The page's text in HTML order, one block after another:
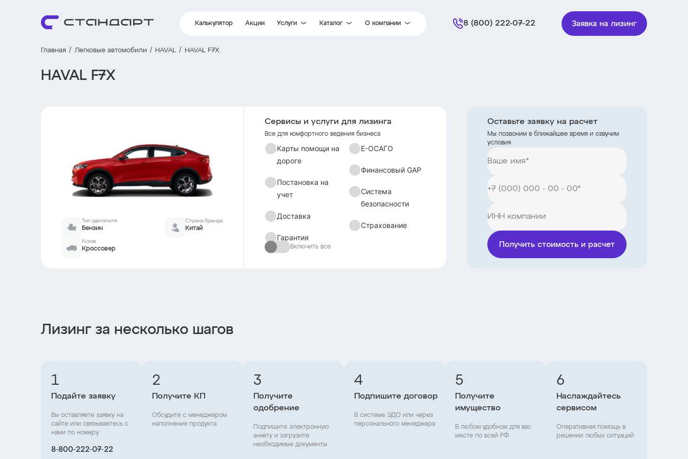
Калькулятор Акции Услуги
Финансовый GAP
Система безопасности
Страхование
Каталог О компании
Контакты
8 (800) 222-07-22 Заявка на лизинг
Главная Легковые автомобили HAVAL HAVAL F7X
HAVAL F7X
Тип двигателя
Бензин
Страна бренда
Китай
Кузов
Кроссовер
Сервисы и услуги для лизинга
Все для комфортного ведения бизнеса
Карты помощи на
дороге
Постановка на
учет
Доставка
Гарантия
Е-ОСАГО
Финансовый GAP
Система
безопасности
Страхование
Включить все
Оставьте заявку на расчет
Мы позвоним в ближайшее время и озвучим
условия
Получить стоимость и расчет
Лизинг за несколько шагов
1
Подайте заявку
Вы оставляете заявку на
сайте или связываетесь с
нами по номеру
8‑800‑222‑07‑22
2
Получите КП
Обсудите с менеджером
наполнение продукта
3
Получите
одобрение
Подпишите электронную
анкету и загрузите
необходимые документы
4
Подпишите договор
В системе ЭДО или через
персонального менеджера
5
Получите
имущество
В любом удобном для вас
месте по всей РФ
6
Наслаждайтесь
сервисом
Оперативная помощь в
решении любых ситуаций